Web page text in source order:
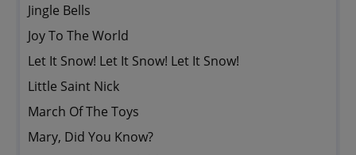
Jingle Bells
Joy To The World
Let It Snow! Let It Snow! Let It Snow!
Little Saint Nick
March Of The Toys
Mary, Did You Know?